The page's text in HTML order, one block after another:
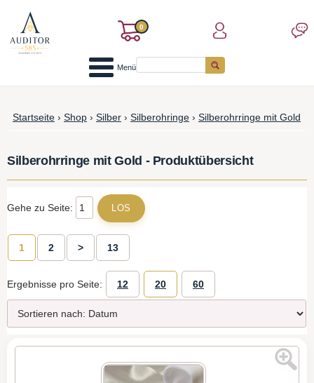
0
Menü
Startseite › Shop › Silber › Silberohringe › Silberohrringe mit Gold
Silberohrringe mit Gold - Produktübersicht
Gehe zu Seite:
1 2 > 13
Ergebnisse pro Seite: 12 20 60